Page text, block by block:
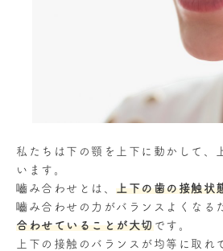
私たちは下の顎を上下に動かして、
います。
嚙み合わせとは、 上下の歯の接触状
嚙み合わせの力がバランスよくなる
合わせていることが大切です。
上下の接触のバランスが均等に取れ